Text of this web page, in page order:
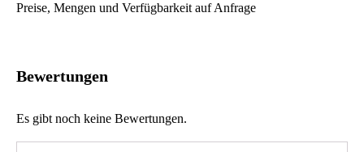
Preise, Mengen und Verfügbarkeit auf Anfrage
Bewertungen
Es gibt noch keine Bewertungen.